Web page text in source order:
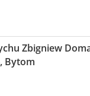
Zbigniew
Bytom